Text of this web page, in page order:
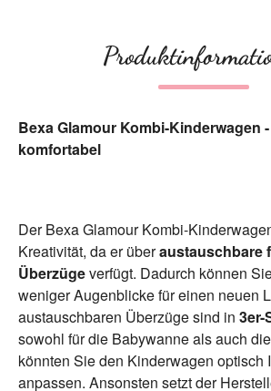
Bexa Glamour Kombi-Kinderwagen
komfortabel
Der Bexa Glamour Kombi-
Kreativität, da er überaustauschbare
Überzügeverfügt. Dadurch können
weniger Augenblicke für einen neuen
austauschbaren Überzüge sind in 3er-
sowohl für die Babywanne als auch
könnten Sie den Kinderwagen optisch
anpassen. Ansonsten setzt der